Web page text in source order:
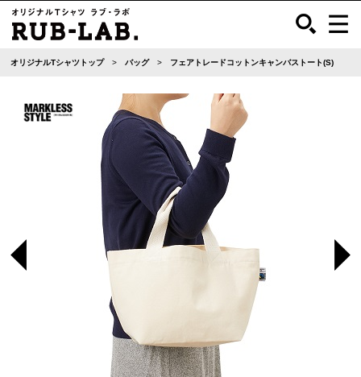
オリジナルTシャツトップ バッグ フェアトレードコットンキャンバストート(S)